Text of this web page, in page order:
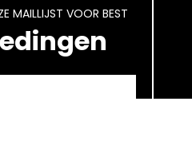
MAILLIJST VOOR BEST